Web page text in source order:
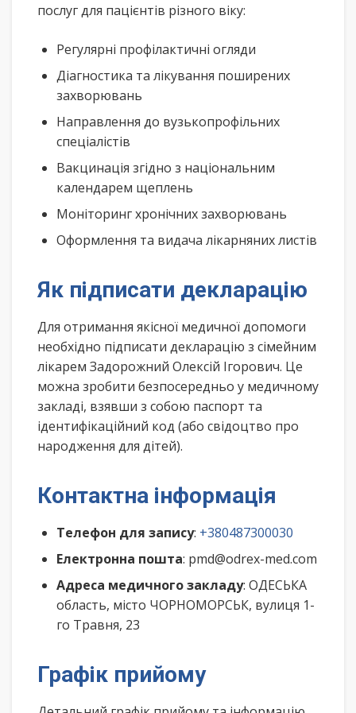
послуг для пацієнтів різного віку:
Регулярні профілактичні огляди
Діагностика та лікування поширених
захворювань
Направлення до вузькопрофільних
спеціалістів
Вакцинація згідно з національним
календарем щеплень
Моніторинг хронічних захворювань
Оформлення та видача лікарняних листів
Як підписати декларацію
Для отримання якісної медичної допомоги
необхідно підписати декларацію з сімейним
лікарем Задорожний Олексій Ігорович. Це
можна зробити безпосередньо у медичному
закладі, взявши з собою паспорт та
ідентифікаційний код (або свідоцтво про
народження для дітей).
Контактна інформація
Телефон для запису: +380487300030
Електронна пошта: pmd@odrex-med.com
Адреса медичного закладу: ОДЕСЬКА
область, місто ЧОРНОМОРСЬК, вулиця 1-
го Травня, 23
Графік прийому